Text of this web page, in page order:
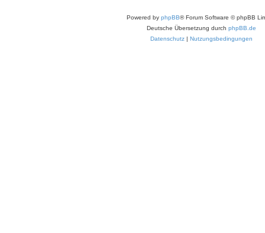
Powered by phpBB® Forum Software © phpBB
Deutsche Übersetzung durch phpBB.de
Datenschutz | Nutzungsbedingungen